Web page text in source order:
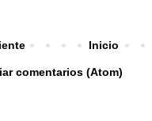
Inicio
comentarios (Atom)